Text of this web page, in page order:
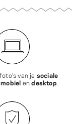
van je sociale
mobiel endesktop